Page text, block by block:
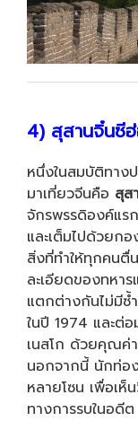
4) สุสานจิ๋นซี
หนึ่งในสมบัติทาง
มาเที่ยวจีนคือ สุส
จักรพรรดิองค์แร
และเต็มไปด้วยก
สิ่งที่ทำให้ทุกคนตื่
ละเอียดของทหา
แตกต่างกันไม่มี
ในปี 1974 และต่
เนสโก ด้วยคุณค่
นอกจากนี้ นักท่อ
หลายโซน เพื่อเห็
ทางการรบในอดีต